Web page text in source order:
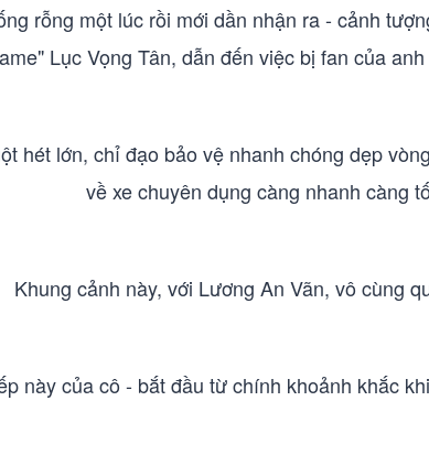
rỗng một lúc rồi mới dần nhận ra - cảnh
Lục Vọng Tân, dẫn đến việc bị fan của
hét lớn, chỉ đạo bảo vệ nhanh chóng dẹp
về xe chuyên dụng càng nhanh càng
Khung cảnh này, với Lương An Vãn, vô cùng
này của cô - bắt đầu từ chính khoảnh khắc